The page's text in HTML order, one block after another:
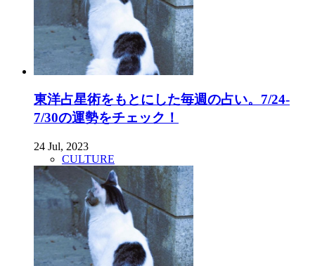
東洋占星術をもとにした毎週の占い。7/24-
7/30の運勢をチェック！
24 Jul, 2023
CULTURE